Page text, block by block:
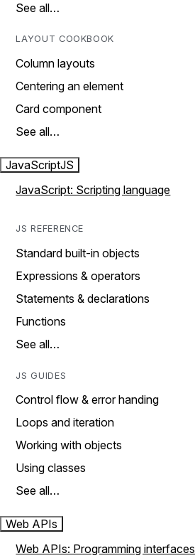
See all…
LAYOUT COOKBOOK
Column layouts
Centering an element
Card component
See all…
JavaScriptJS
JavaScript: Scripting language
JS REFERENCE
Standard built-in objects
Expressions & operators
Statements & declarations
Functions
See all…
JS GUIDES
Control flow & error handing
Loops and iteration
Working with objects
Using classes
See all…
Web APIs
Web APIs: Programming interfaces